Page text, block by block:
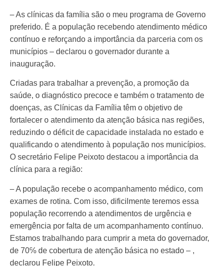
– As clínicas da família são o meu programa de Governo
preferido. É a população recebendo atendimento médico
contínuo e reforçando a importância da parceria com os
municípios – declarou o governador durante a
inauguração.
Criadas para trabalhar a prevenção, a promoção da
saúde, o diagnóstico precoce e também o tratamento de
doenças, as Clínicas da Família têm o objetivo de
fortalecer o atendimento da atenção básica nas regiões,
reduzindo o déficit de capacidade instalada no estado e
qualificando o atendimento à população nos municípios.
O secretário Felipe Peixoto destacou a importância da
clínica para a região:
– A população recebe o acompanhamento médico, com
exames de rotina. Com isso, dificilmente teremos essa
população recorrendo a atendimentos de urgência e
emergência por falta de um acompanhamento contínuo.
Estamos trabalhando para cumprir a meta do governador,
de 70℅ de cobertura de atenção básica no estado – ,
declarou Felipe Peixoto.